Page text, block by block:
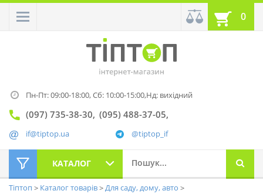
0
Пн-Пт: 09:00-18:00,Сб: 10:00-15:00,Нд: вихідний
(097) 735-38-30 (095) 488-37-05
@tiptop_if
if@tiptop.ua
КАТАЛОГ
Тіптоп Каталог товарів
Для саду, дому, авто